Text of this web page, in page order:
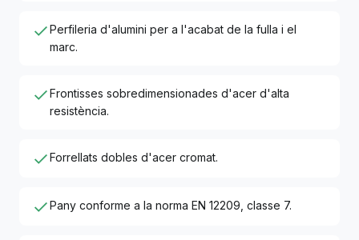
Perfileria d'alumini per a l'acabat de la fulla i el
marc.
Frontisses sobredimensionades d'acer d'alta
resistència.
Forrellats dobles d'acer cromat.
Pany conforme a la norma EN 12209, classe 7.